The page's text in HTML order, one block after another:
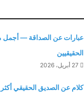
عبارات عن الصداقة — أجمل
الحقيقيين
27 أبريل، 2026